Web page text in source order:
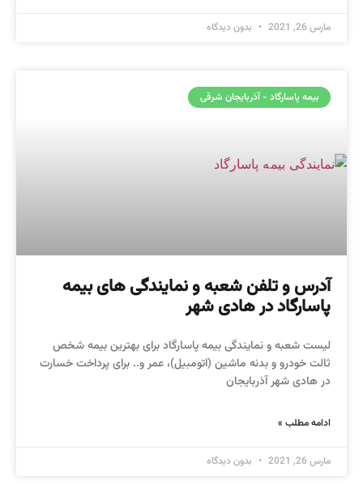
مارس 26, 2021 بدون دیدگاه
بیمه پاسارگاد - آذربایجان شرقی
آدرس و تلفن شعبه و نمایندگی های بیمه
پاسارگاد در هادی شهر
لیست شعبه و نمایندگی بیمه پاسارگاد برای بهترین بیمه شخص
ثالت خودرو و بدنه ماشین (اتومبیل)، عمر و.. برای پرداخت خسارت
در هادی شهر آذربایجان
ادامه مطلب »
مارس 26, 2021 بدون دیدگاه